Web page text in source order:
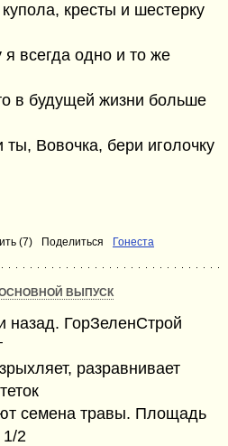
кресты и шестерку
всегда одно и то же
в будущей жизни больше
ты, Вовочка, бери иголочку
(7) Поделиться Гонеста
ОСНОВНОЙ ВЫПУСК
назад. ГорЗеленСтрой
разравнивает
семена травы. Площадь
1/2